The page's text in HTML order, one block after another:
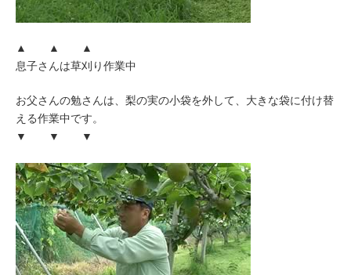
▲ ▲ ▲
息子さんは草刈り作業中
お父さんの勉さんは、梨の実の小袋を外して、大きな袋に付け替
える作業中です。
▼ ▼ ▼